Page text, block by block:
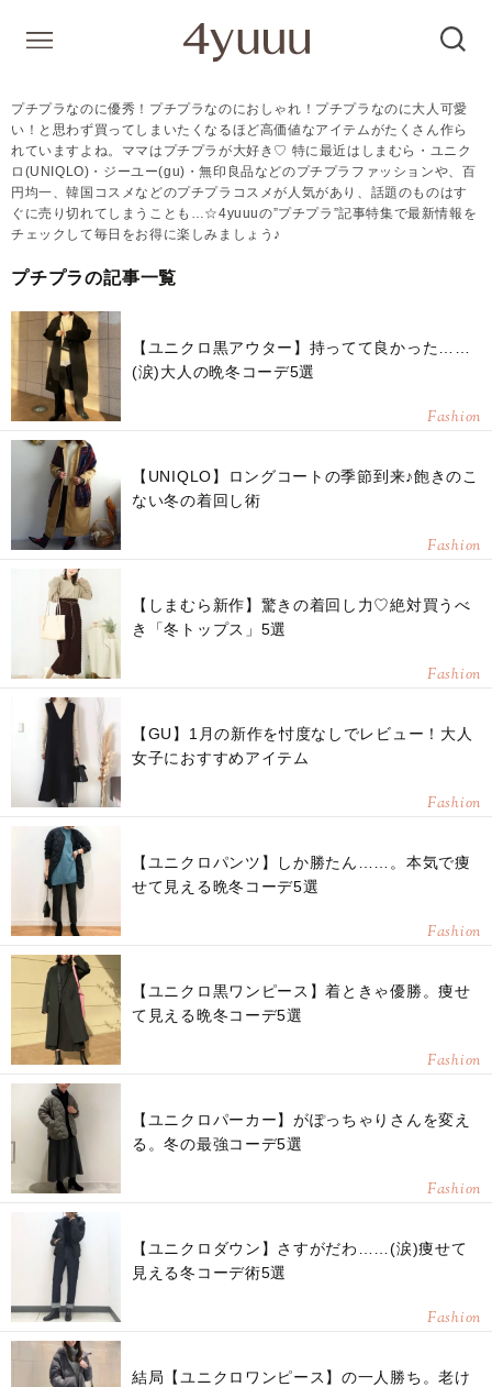
プチプラなのに優秀！プチプラなのにおしゃれ！プチプラなのに大人可愛
い！と思わず買ってしまいたくなるほど高価値なアイテムがたくさん作ら
れていますよね。ママはプチプラが大好き♡ 特に最近はしまむら・ユニク
ロ(UNIQLO)・ジーユー(gu)・無印良品などのプチプラファッションや、百
円均一、韓国コスメなどのプチプラコスメが人気があり、話題のものはす
ぐに売り切れてしまうことも…☆4yuuuの”プチプラ”記事特集で最新情報を
チェックして毎日をお得に楽しみましょう♪
プチプラの記事一覧
【ユニクロ黒アウター】持ってて良かった……
(涙)大人の晩冬コーデ5選
Fashion
【UNIQLO】ロングコートの季節到来♪飽きのこ
ない冬の着回し術
Fashion
【しまむら新作】驚きの着回し力♡絶対買うべ
き「冬トップス」5選
Fashion
【GU】1月の新作を忖度なしでレビュー！大人
女子におすすめアイテム
Fashion
【ユニクロパンツ】しか勝たん……。本気で痩
せて見える晩冬コーデ5選
Fashion
【ユニクロ黒ワンピース】着ときゃ優勝。痩せ
て見える晩冬コーデ5選
Fashion
【ユニクロパーカー】がぽっちゃりさんを変え
る。冬の最強コーデ5選
Fashion
【ユニクロダウン】さすがだわ……(涙)痩せて
見える冬コーデ術5選
Fashion
結局【ユニクロワンピース】の一人勝ち。老け